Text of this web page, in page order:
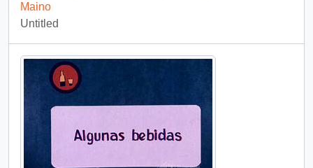
Maino
Untitled